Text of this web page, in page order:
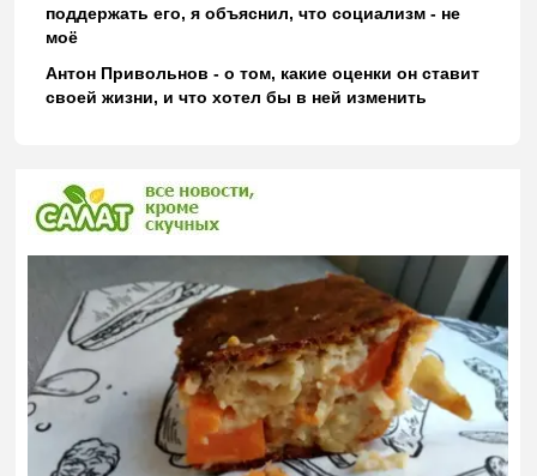
поддержать его, я объяснил, что социализм - не
моё
Антон Привольнов - о том, какие оценки он ставит
своей жизни, и что хотел бы в ней изменить